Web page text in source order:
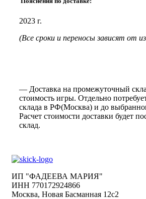
2023 г.
(Все сроки и переносы зависят от
— Доставка на промежуточный
стоимость игры. Отдельно
склада в РФ(Москва) и до
Расчет стоимости доставки будет
склад.
ИП "ФАДЕЕВА МАРИЯ"
ИНН 770172924866
Москва, Новая Басманная 12с2